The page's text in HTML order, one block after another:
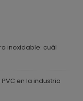
inoxidable: cuál
en la industria